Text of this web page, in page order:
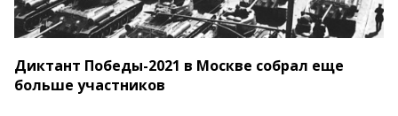
Диктант Победы-2021 в Москве собрал еще
больше участников